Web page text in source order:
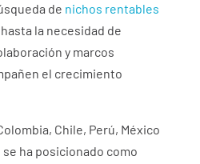
de nichos rentables
hasta la necesidad de
y marcos
el crecimiento
Chile, Perú, México
se ha posicionado como